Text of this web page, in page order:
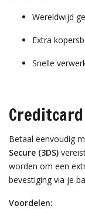
Wereldwijd
Extra
Snelle
Betaal eenvoudig
Secure (3DS)
worden om een
bevestiging via je
Voordelen: